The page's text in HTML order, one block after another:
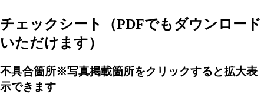
チェックシート
（PDFでもダウンロード
いただけます）
不具合箇所※写真掲載箇所をクリックすると拡大表
示できます